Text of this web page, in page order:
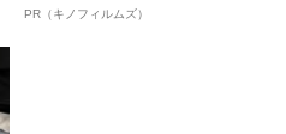
ルインタビュー“観客を魅了した
PR（キノフィルムズ）